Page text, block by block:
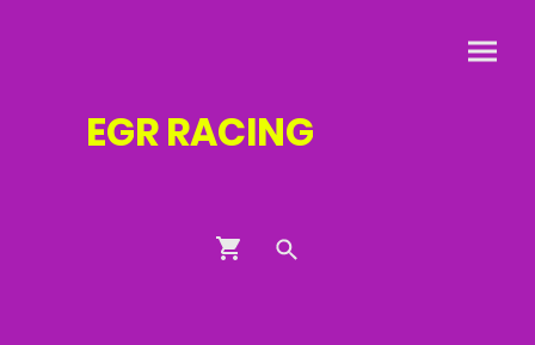
EGRRACING